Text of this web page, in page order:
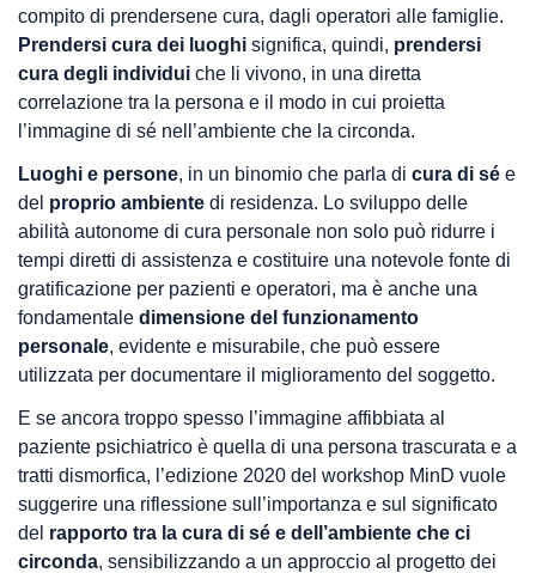
compito di prendersene cura, dagli operatori alle famiglie.
Prendersi cura dei luoghi significa, quindi, prendersi
cura degli individui che li vivono, in una diretta
correlazione tra la persona e il modo in cui proietta
l’immagine di sé nell’ambiente che la circonda.
Luoghi e persone, in un binomio che parla di cura di sé e
del proprio ambiente di residenza. Lo sviluppo delle
abilità autonome di cura personale non solo può ridurre i
tempi diretti di assistenza e costituire una notevole fonte di
gratificazione per pazienti e operatori, ma è anche una
fondamentale dimensione del funzionamento
personale, evidente e misurabile, che può essere
utilizzata per documentare il miglioramento del soggetto.
E se ancora troppo spesso l’immagine affibbiata al
paziente psichiatrico è quella di una persona trascurata e a
tratti dismorfica, l’edizione 2020 del workshop MinD vuole
suggerire una riflessione sull’importanza e sul significato
del rapporto tra la cura di sé e dell’ambiente che ci
circonda, sensibilizzando a un approccio al progetto dei